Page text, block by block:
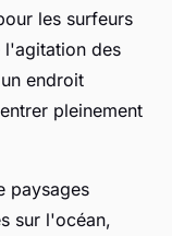
les surfeurs
l'agitation des
endroit
pleinement
paysages
sur l'océan,